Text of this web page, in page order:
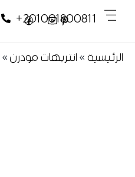
+201001800811
الرئيسية»انتريهات مودرن»